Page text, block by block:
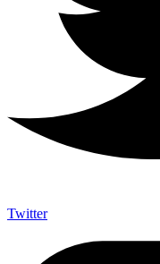
Twitter